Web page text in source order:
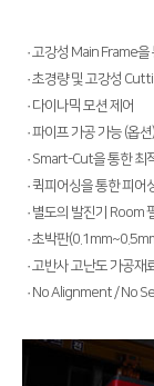
Tube∨
TL6527-S
TL9036-X
절곡기∨
유압 절곡기
전기 절곡기
· 고강성 Main Frame
· 초경량 및 고강성
· 다이나믹 모션 제어
· 파이프 가공 가능 (옵션)
· Smart-Cut을 통한 최
· 퀵피어싱을 통한 피어
· 별도의 발진기 Room
· 초박판
· 고반사 고난도 가공재
· No Alignment / No